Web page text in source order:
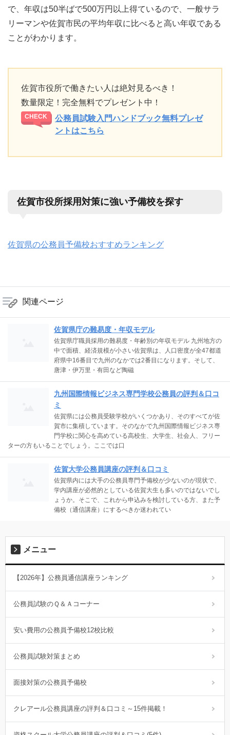
で、年収は50半ばで500万円以上得ているので、一般サラ
リーマンや佐賀市民の平均年収に比べると高い年収である
ことがわかります。
佐賀市役所で働きたい人は絶対見るべき！
数量限定！完全無料でプレゼント中！
公務員試験入門ハンドブック無料プレゼ
ントはこちら
佐賀市役所採用対策に強い予備校を探す
佐賀県の公務員予備校おすすめランキング
関連ページ
佐賀県庁の難易度・年収モデル
佐賀県庁職員採用の難易度・年齢別の年収モデル 九州地方の
中で面積、経済規模が小さい佐賀県は、人口密度が全47都道
府県中16番目で九州のなかでは2番目になります。そして、
唐津・伊万里・有田など陶磁
九州国際情報ビジネス専門学校公務員の評判＆口コ
ミ
佐賀県には公務員受験学校がいくつかあり、そのすべてが佐
賀市に集積しています。そのなかで九州国際情報ビジネス専
門学校に関心を高めている高校生、大学生、社会人、フリー
ターの方もいることでしょう。ここでは口
佐賀大学公務員講座の評判＆口コミ
佐賀県内には大手の公務員専門予備校が少ないのが現状で、
学内講座が必然的としている佐賀大生も多いのではないでし
ょうか。そこで、これから申込みを検討している方、また予
備校（通信講座）にするべきか迷われてい
メニュー
【2026年】公務員通信講座ランキング
公務員試験のＱ＆Ａコーナー
安い費用の公務員予備校12校比較
公務員試験対策まとめ
面接対策の公務員予備校
クレアール公務員講座の評判＆口コミ～15件掲載！